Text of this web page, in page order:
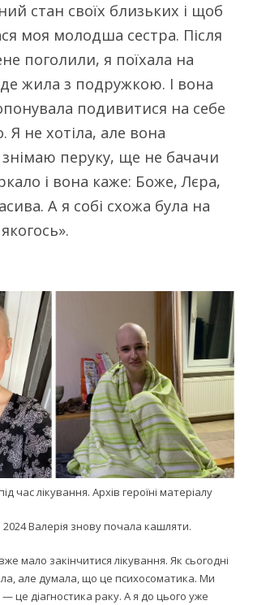
стан своїх близьких і щоб
моя молодша сестра. Після
поголили, я поїхала на
жила з подружкою. І вона
подивитися на себе
Я не хотіла, але вона
знімаю перуку, ще не бачачи
і вона каже: Боже, Лєра,
А я собі схожа була на
час лікування. Архів героїні матеріалу
2024 Валерія знову почала кашляти.
мало закінчитися лікування. Як сьогодні
але думала, що це психосоматика. Ми
це діагностика раку. А я до цього уже